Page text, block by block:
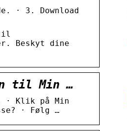
· 3. Download
til
Beskyt dine
til Min …
· Klik på Min
· Følg …